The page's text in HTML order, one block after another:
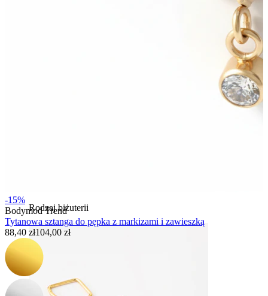
Rodzaj biżuterii
-15%
Bodymod Trend
Tytanowa sztanga do pępka z markizami i zawieszką
88,40 zł104,00 zł